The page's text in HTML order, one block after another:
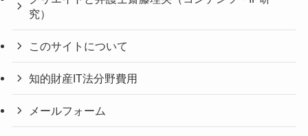
究）
このサイトについて
知的財産IT法分野費用
メールフォーム